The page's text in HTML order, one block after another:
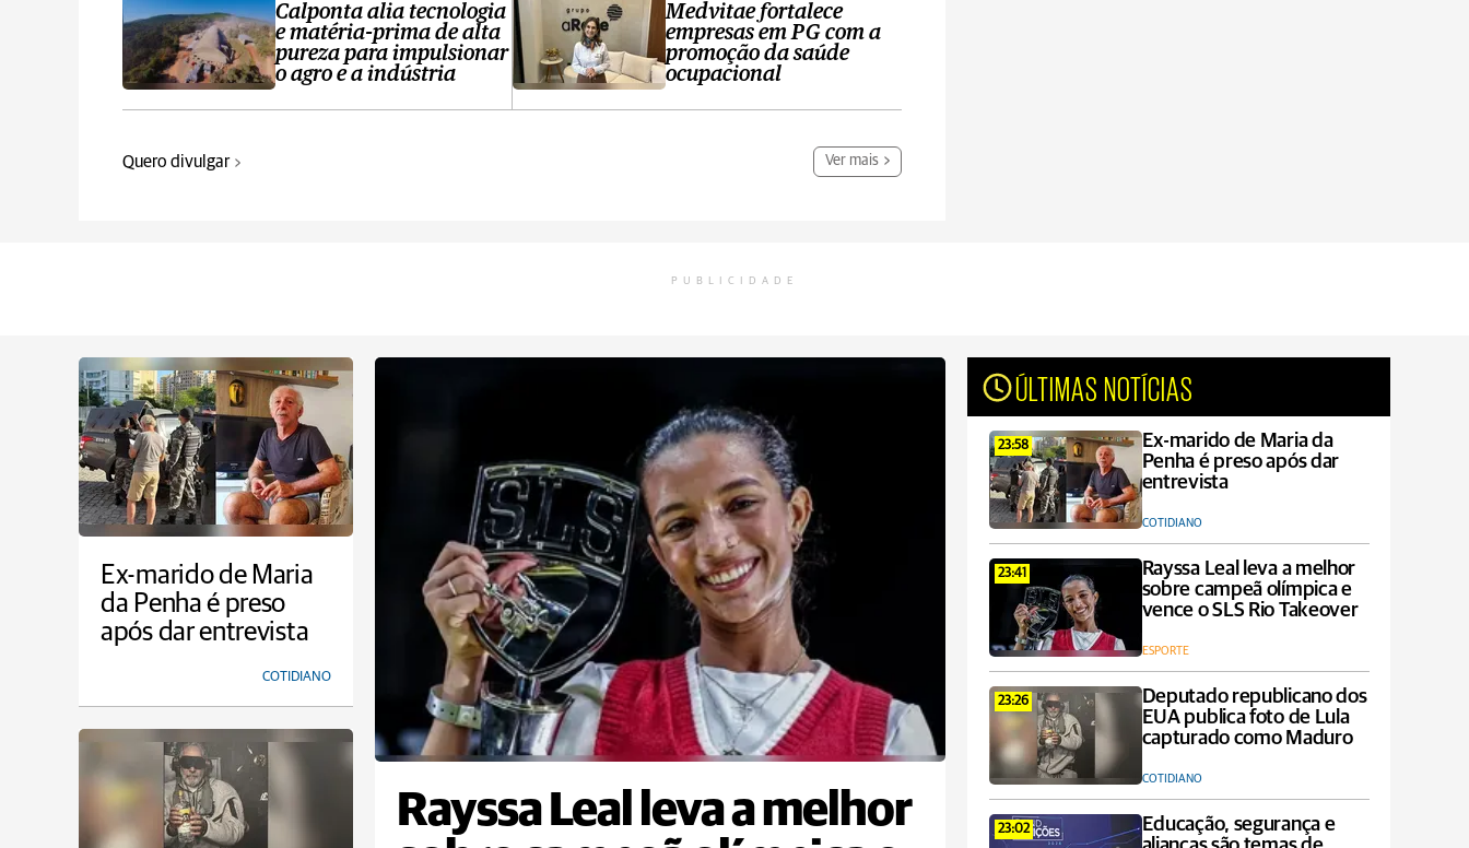
Calponta alia tecnologia
e matéria-prima de alta
pureza para impulsionar
o agro e a indústria
Medvitae fortalece
empresas em PG com a
promoção da saúde
ocupacional
Quero divulgar Ver mais
PUBLICIDADE
Ex-marido de Maria
da Penha é preso
após dar entrevista
COTIDIANO
Rayssa Leal leva a melhor
ÚLTIMAS NOTÍCIAS
23:58
Ex-marido de Maria da
Penha é preso após dar
entrevista
COTIDIANO
23:41
Rayssa Leal leva a melhor
sobre campeã olímpica e
vence o SLS Rio Takeover
ESPORTE
23:26
Deputado republicano dos
EUA publica foto de Lula
capturado como Maduro
COTIDIANO
23:02
Educação, segurança e